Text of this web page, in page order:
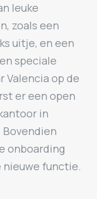
leuke
zoals een
uitje, en een
speciale
Valencia op de
er een open
in
Bovendien
onboarding
nieuwe functie.